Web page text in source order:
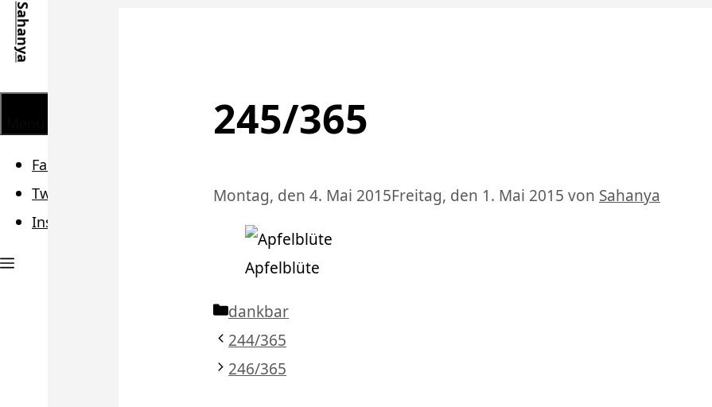
Sahanya
Facebook
Twitter
Instagram
245/365
Montag, den 4. Mai 2015Freitag, den 1. Mai 2015 von Sahanya
Apfelblüte
Kategorien
dankbar
244/365
246/365